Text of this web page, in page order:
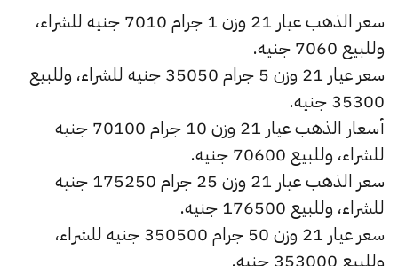
سعر الذهب عيار 21 وزن 1 جرام 7010 جنيه للشراء،
وللبيع 7060 جنيه.
سعر عيار 21 وزن 5 جرام 35050 جنيه للشراء، وللبيع
35300 جنيه.
أسعار الذهب عيار 21 وزن 10 جرام 70100 جنيه
للشراء، وللبيع 70600 جنيه.
سعر الذهب عيار 21 وزن 25 جرام 175250 جنيه
للشراء، وللبيع 176500 جنيه.
سعر عيار 21 وزن 50 جرام 350500 جنيه للشراء،
وللبيع 353000 جنيه.